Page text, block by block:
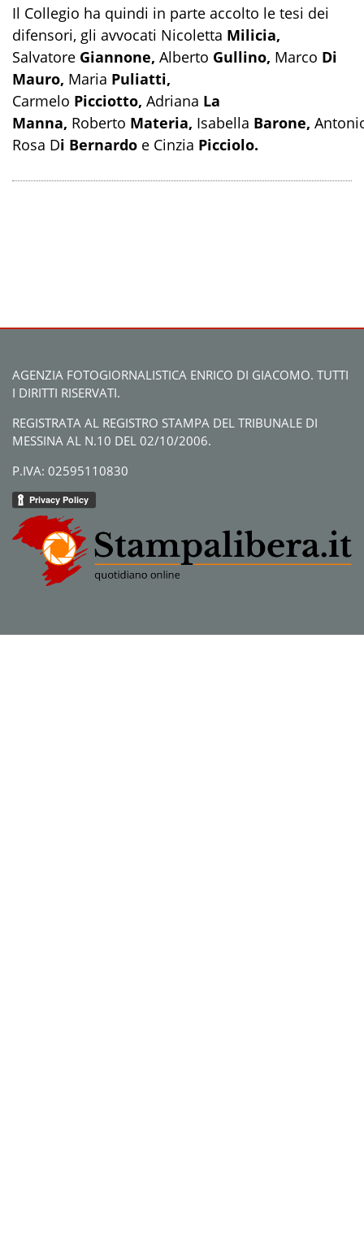
Il Collegio ha quindi in parte accolto le tesi dei
difensori, gli avvocati Nicoletta Milicia,
Salvatore Giannone, Alberto Gullino, Marco Di
Mauro, Maria Puliatti,
Carmelo Picciotto, Adriana La
Manna, Roberto Materia, Isabella Barone,
Rosa Di Bernardo e Cinzia Picciolo.
AGENZIA FOTOGIORNALISTICA ENRICO DI GIACOMO. TUTTI
I DIRITTI RISERVATI.
REGISTRATA AL REGISTRO STAMPA DEL TRIBUNALE DI
MESSINA AL N.10 DEL 02/10/2006.
P.IVA: 02595110830